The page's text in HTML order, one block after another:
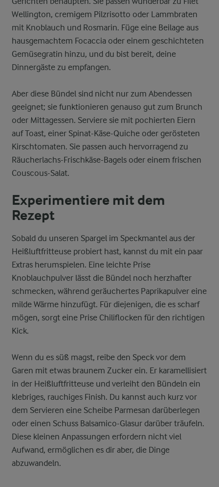
Wellington, cremigem Pilzrisotto oder Lammbraten
mit Knoblauch und Rosmarin. Füge eine Beilage aus
hausgemachtem Focaccia oder einem geschichteten
Gemüsegratin hinzu, und du bist bereit, deine
Dinnergäste zu empfangen.
Aber diese Bündel sind nicht nur zum Abendessen
geeignet; sie funktionieren genauso gut zum Brunch
oder Mittagessen. Serviere sie mit pochierten Eiern
auf Toast, einer Spinat-Käse-Quiche oder gerösteten
Kirschtomaten. Sie passen auch hervorragend zu
Räucherlachs-Frischkäse-Bagels oder einem frischen
Couscous-Salat.
Experimentiere mit dem
Rezept
Sobald du unseren Spargel im Speckmantel aus der
Heißluftfritteuse probiert hast, kannst du mit ein paar
Extras herumspielen. Eine leichte Prise
Knoblauchpulver lässt die Bündel noch herzhafter
schmecken, während geräuchertes Paprikapulver eine
milde Wärme hinzufügt. Für diejenigen, die es scharf
mögen, sorgt eine Prise Chiliflocken für den richtigen
Kick.
Wenn du es süß magst, reibe den Speck vor dem
Garen mit etwas braunem Zucker ein. Er karamellisiert
in der Heißluftfritteuse und verleiht den Bündeln ein
klebriges, rauchiges Finish. Du kannst auch kurz vor
dem Servieren eine Scheibe Parmesan darüberlegen
oder einen Schuss Balsamico-Glasur darüber träufeln.
Diese kleinen Anpassungen erfordern nicht viel
Aufwand, ermöglichen es dir aber, die Dinge
abzuwandeln.